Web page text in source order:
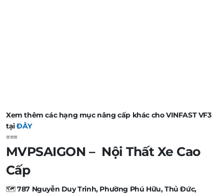
Xem thêm các hạng mục nâng cấp khác cho VINFAST VF3
tạiĐÂY
===
MVPSAIGON – Nội Thất Xe Cao
Cấp
🗺️787 Nguyễn Duy Trinh, Phường Phú Hữu, Thủ Đức,